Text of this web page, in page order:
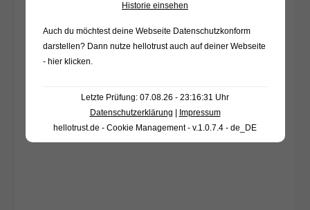
Historie einsehen
Auch du möchtest deine Webseite Datenschutzkonform
darstellen? Dann nutze hellotrust auch auf deiner Webseite
- hier klicken.
Letzte Prüfung: 07.08.26 - 23:16:31 Uhr
Datenschutzerklärung
Impressum
hellotrust.de - Cookie Management - v.1.0.7.4 - de_DE